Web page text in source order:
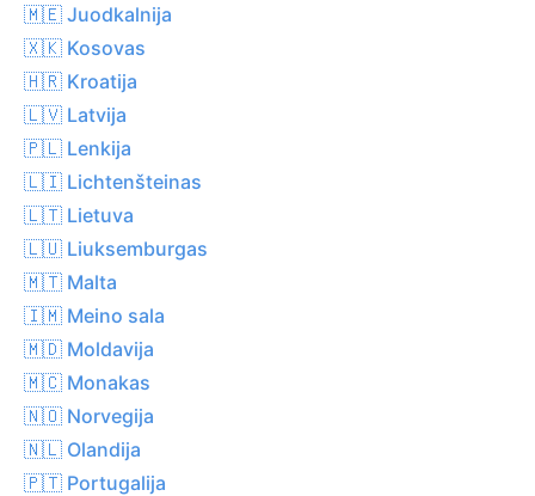
🇲🇪 Juodkalnija
🇽🇰 Kosovas
🇭🇷 Kroatija
🇱🇻 Latvija
🇵🇱 Lenkija
🇱🇮 Lichtenšteinas
🇱🇹 Lietuva
🇱🇺 Liuksemburgas
🇲🇹 Malta
🇮🇲 Meino sala
🇲🇩 Moldavija
🇲🇨 Monakas
🇳🇴 Norvegija
🇳🇱 Olandija
🇵🇹 Portugalija